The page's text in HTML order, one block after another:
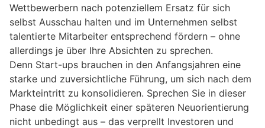
Wettbewerbern nach potenziellem Ersatz für sich
selbst Ausschau halten und im Unternehmen selbst
talentierte Mitarbeiter entsprechend fördern – ohne
allerdings je über Ihre Absichten zu sprechen.
Denn Start-ups brauchen in den Anfangsjahren eine
starke und zuversichtliche Führung, um sich nach dem
Markteintritt zu konsolidieren. Sprechen Sie in dieser
Phase die Möglichkeit einer späteren Neuorientierung
nicht unbedingt aus – das verprellt Investoren und